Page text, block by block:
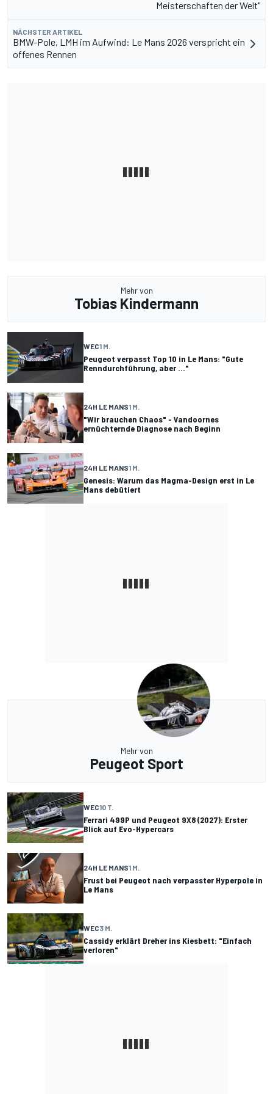
Meisterschaften der Welt"
NÄCHSTER ARTIKEL
BMW-Pole, LMH im Aufwind: Le Mans 2026 verspricht ein
offenes Rennen
Mehr von
Tobias Kindermann
WEC1 M.
Peugeot verpasst Top 10 in Le Mans: "Gute
Renndurchführung, aber ..."
24H LE MANS1 M.
"Wir brauchen Chaos" - Vandoornes
ernüchternde Diagnose nach Beginn
24H LE MANS1 M.
Genesis: Warum das Magma-Design erst in Le
Mans debütiert
Mehr von
Peugeot Sport
WEC10 T.
Ferrari 499P und Peugeot 9X8 (2027): Erster
Blick auf Evo-Hypercars
24H LE MANS1 M.
Frust bei Peugeot nach verpasster Hyperpole in
Le Mans
WEC3 M.
Cassidy erklärt Dreher ins Kiesbett: "Einfach
verloren"